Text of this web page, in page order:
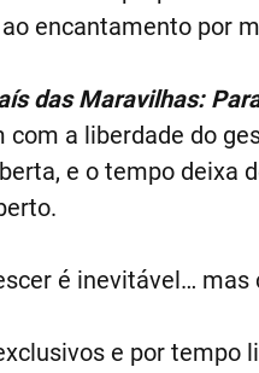
encantamento por
das Maravilhas:
com a liberdade do
e o tempo deixa
é inevitável… mas
e por tempo